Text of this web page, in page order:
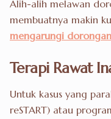
Alih-alih melawan
membuatnya makin
mengarungi
Terapi Rawat
Untuk kasus yang
reSTART) atau